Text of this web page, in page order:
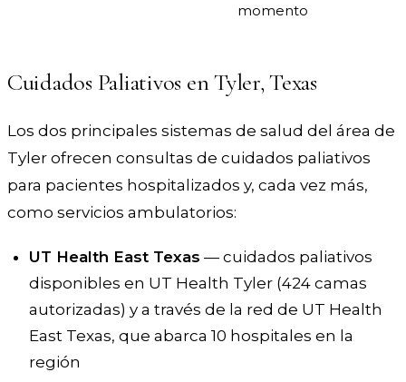
momento
Cuidados Paliativos en Tyler, Texas
Los dos principales sistemas de salud del área de
Tyler ofrecen consultas de cuidados paliativos
para pacientes hospitalizados y, cada vez más,
como servicios ambulatorios:
UT Health East Texas — cuidados paliativos
disponibles en UT Health Tyler (424 camas
autorizadas) y a través de la red de UT Health
East Texas, que abarca 10 hospitales en la
región